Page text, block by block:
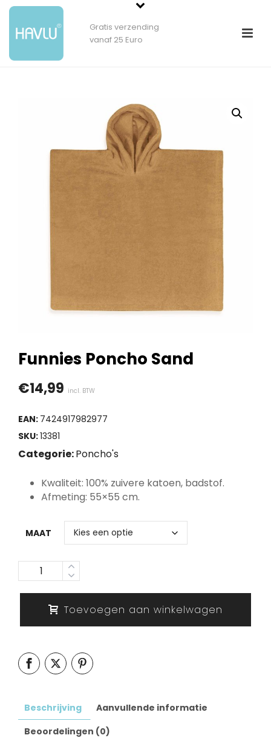
Gratis verzending
vanaf 25 Euro
Funnies Poncho Sand
€14,99 incl. BTW
EAN: 7424917982977
SKU:13381
Categorie:Poncho's
Kwaliteit: 100% zuivere katoen, badstof.
Afmeting: 55×55 cm.
MAAT
Aantal
Toevoegen aan winkelwagen
Beschrijving
Aanvullende informatie
Beoordelingen (0)